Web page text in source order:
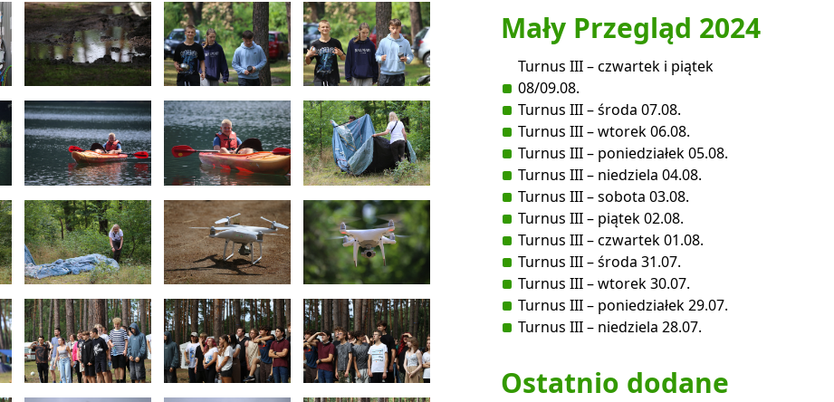
Mały Przegląd 2024
Turnus III – czwartek i piątek
08/09.08.
Turnus III – środa 07.08.
Turnus III – wtorek 06.08.
Turnus III – poniedziałek 05.08.
Turnus III – niedziela 04.08.
Turnus III – sobota 03.08.
Turnus III – piątek 02.08.
Turnus III – czwartek 01.08.
Turnus III – środa 31.07.
Turnus III – wtorek 30.07.
Turnus III – poniedziałek 29.07.
Turnus III – niedziela 28.07.
Ostatnio dodane